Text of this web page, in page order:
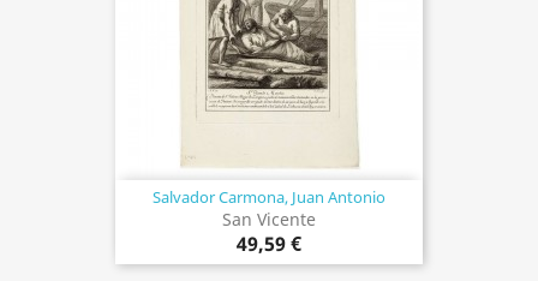
Salvador Carmona, Juan Antonio
San Vicente
49,59 €